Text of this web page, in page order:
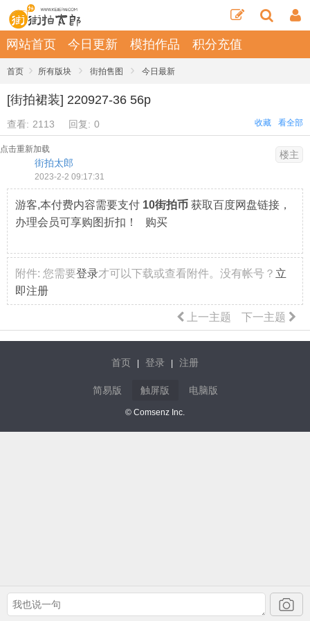
网站首页 今日更新 模拍作品 积分充值
首页 › 所有版块 › 街拍售图 › 今日最新
[街拍裙装] 220927-36 56p
查看: 2113 回复: 0 看全部
收藏
点击重新加载
街拍太郎
2023-2-2 09:17:31
楼主
游客,本付费内容需要支付 10街拍币 获取百度网盘链接，
办理会员可享购图折扣！ 购买
附件: 您需要登录才可以下载或查看附件。没有帐号？ 立
即注册
下一主题
上一主题
首页 登录 注册
简易版 触屏版 电脑版
© Comsenz Inc.